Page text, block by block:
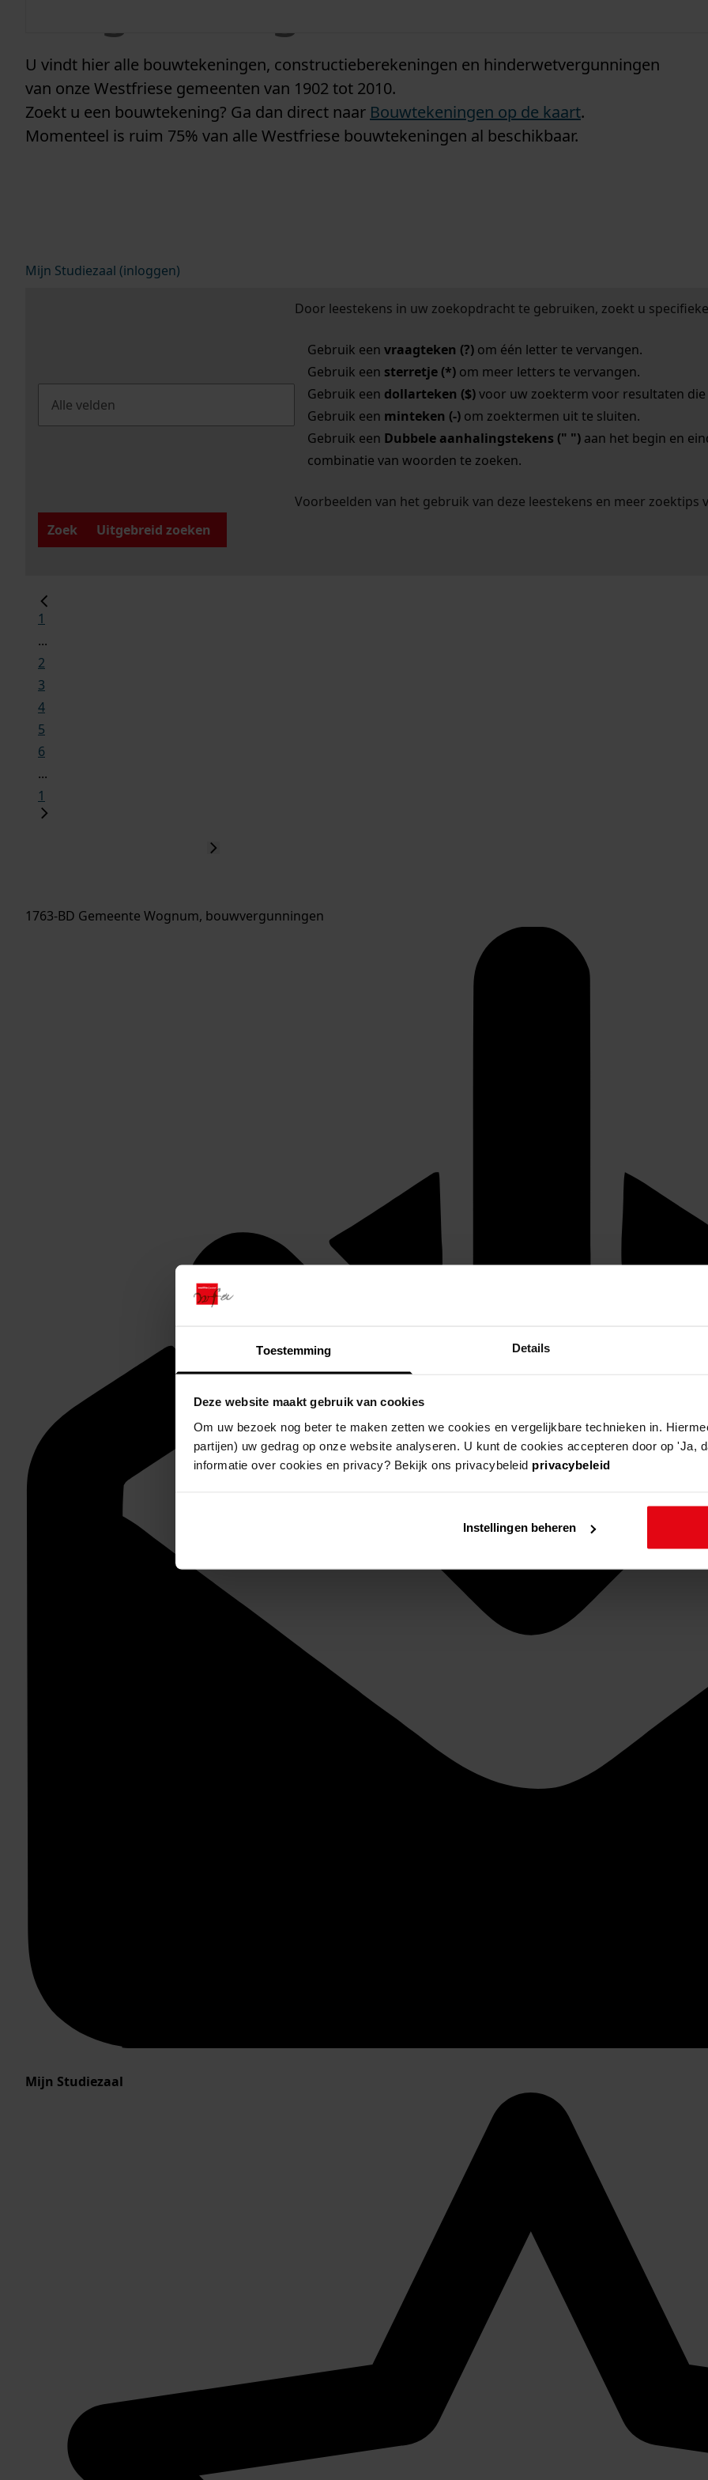
Toestemming Details
Deze website maakt gebruik van cookies
Om uw bezoek nog beter te maken zetten we cookies en vergelijkbare technieken in.
partijen) uw gedrag op onze website analyseren. U kunt de cookies accepteren door op 'Ja,
informatie over cookies en privacy? Bekijk ons privacybeleid privacybeleid
Instellingen beheren
U vindt hier alle bouwtekeningen, constructieberekeningen en hinderwetvergunningen
van onze Westfriese gemeenten van 1902 tot 2010.
Zoekt u een bouwtekening? Ga dan direct naar Bouwtekeningen op de kaart.
Momenteel is ruim 75% van alle Westfriese bouwtekeningen al beschikbaar.
Mijn Studiezaal (inloggen)
Door leestekens in uw zoekopdracht te gebruiken, zoekt u
Gebruik een vraagteken (?)om één letter te vervangen.
Gebruik een sterretje (*)om meer letters te vervangen.
Gebruik een dollarteken ($)voor uw zoekterm voor resultaten die
Gebruik een minteken (-)om zoektermen uit te sluiten.
Gebruik een Dubbele aanhalingstekens (" ")aan het begin en
combinatie van woorden te zoeken.
Voorbeelden van het gebruik van deze leestekens en meer zoektips
Zoek
Uitgebreid zoeken
1
...
2
3
4
5
6
...
1
1763-BD Gemeente Wognum, bouwvergunningen
Mijn Studiezaal